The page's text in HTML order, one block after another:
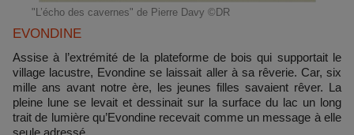
"L’écho des cavernes" de Pierre Davy ©DR
EVONDINE
Assise à l’extrémité de la plateforme de bois qui supportait le
village lacustre, Evondine se laissait aller à sa rêverie. Car, six
mille ans avant notre ère, les jeunes filles savaient rêver. La
pleine lune se levait et dessinait sur la surface du lac un long
trait de lumière qu’Evondine recevait comme un message à elle
seule adressé.